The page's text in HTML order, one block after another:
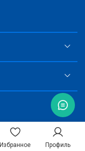
Избранное Профиль